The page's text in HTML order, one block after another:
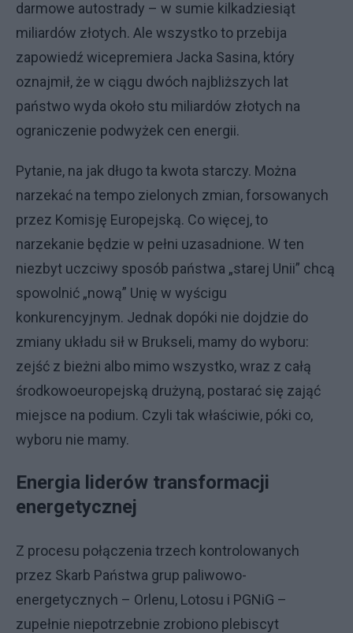
darmowe autostrady – w sumie kilkadziesiąt
miliardów złotych. Ale wszystko to przebija
zapowiedź wicepremiera Jacka Sasina, który
oznajmił, że w ciągu dwóch najbliższych lat
państwo wyda około stu miliardów złotych na
ograniczenie podwyżek cen energii.
Pytanie, na jak długo ta kwota starczy. Można
narzekać na tempo zielonych zmian, forsowanych
przez Komisję Europejską. Co więcej, to
narzekanie będzie w pełni uzasadnione. W ten
niezbyt uczciwy sposób państwa „starej Unii” chcą
spowolnić „nową” Unię w wyścigu
konkurencyjnym. Jednak dopóki nie dojdzie do
zmiany układu sił w Brukseli, mamy do wyboru:
zejść z bieżni albo mimo wszystko, wraz z całą
środkowoeuropejską drużyną, postarać się zająć
miejsce na podium. Czyli tak właściwie, póki co,
wyboru nie mamy.
Energia liderów transformacji
energetycznej
Z procesu połączenia trzech kontrolowanych
przez Skarb Państwa grup paliwowo-
energetycznych – Orlenu, Lotosu i PGNiG –
zupełnie niepotrzebnie zrobiono plebiscyt